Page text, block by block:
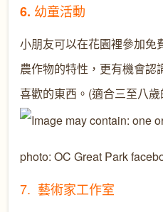
6. 幼童活動
小朋友可以在花園裡參加免
農作物的特性，更有機會認
喜歡的東西。(適合三至八歲
photo: OC Great Park
7. 藝術家工作室